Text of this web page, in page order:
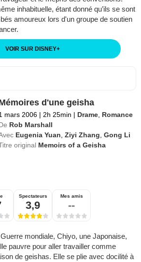
inhabituelle, étant donné qu’ils se sont
amoureux lors d'un groupe de soutien
VOIR SUR DISNEY+
d'une geisha
mars 2006 | 2h 25min | Drame, Romance
Rob Marshall
Eugenia Yuan,Ziyi Zhang,Gong Li
original Memoirs of a Geisha
Spectateurs
3,9
Mes amis
--
mondiale, Chiyo, une Japonaise,
pauvre pour aller travailler comme
de geishas. Elle se plie avec docilité à